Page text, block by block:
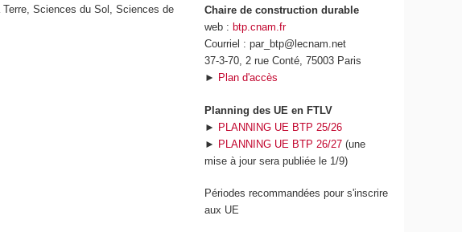
Sciences du Sol, Sciences de
Chaire de construction durable
web : btp.cnam.fr
Courriel : par_btp@lecnam.net
37-3-70, 2 rue Conté, 75003 Paris
► Plan d'accès
Planning des UE en FTLV
► PLANNING UE BTP 25/26
► PLANNING UE BTP 26/27 (une
mise à jour sera publiée le 1/9)
Périodes recommandées pour s'inscrire
aux UE